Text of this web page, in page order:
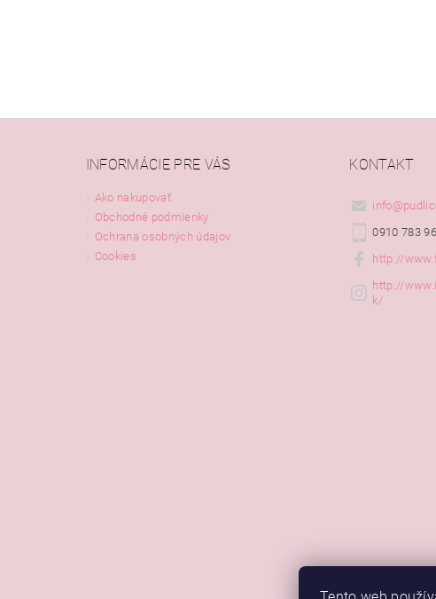
INFORMÁCIE PRE VÁS
Ako nakupovať
Obchodné podmienky
Ochrana osobných údajov
Cookies
KONTAKT
info@
0910 783
http://
http://
k/